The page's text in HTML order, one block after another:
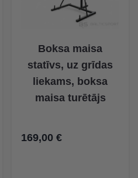
Boksa maisa
statīvs, uz grīdas
liekams, boksa
maisa turētājs
169,00 €